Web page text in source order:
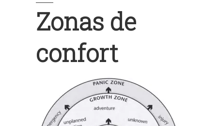
Zonas de
confort